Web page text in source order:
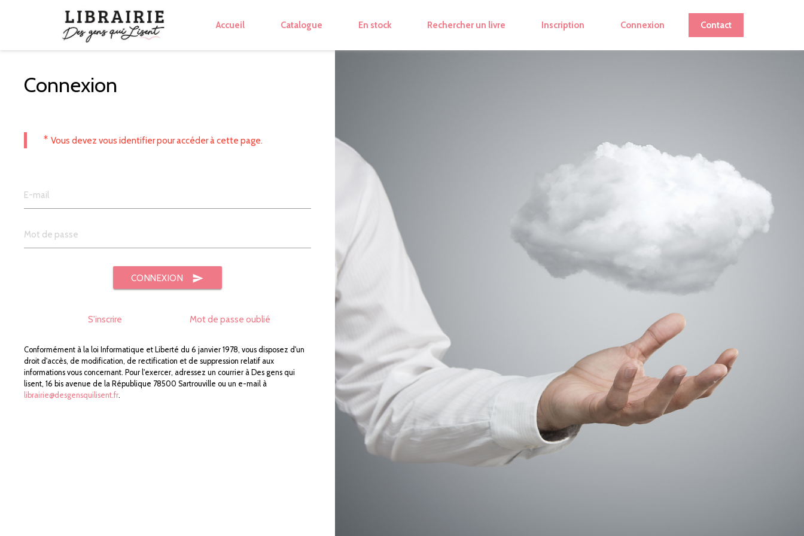
Accueil Catalogue En stock Rechercher un livre Inscription Connexion Contact
Connexion
* Vous devez vous identifier pour accéder à cette page.
CONNEXION send
S'inscrire Mot de passe oublié
Conformément à la loi Informatique et Liberté du 6 janvier 1978, vous disposez d'un
droit d'accès, de modification, de rectification et de suppression relatif aux
informations vous concernant. Pour l'exercer, adressez un courrier à Des gens qui
lisent, 16 bis avenue de la République 78500 Sartrouville ou un e-mail à
librairie@desgensquilisent.fr.